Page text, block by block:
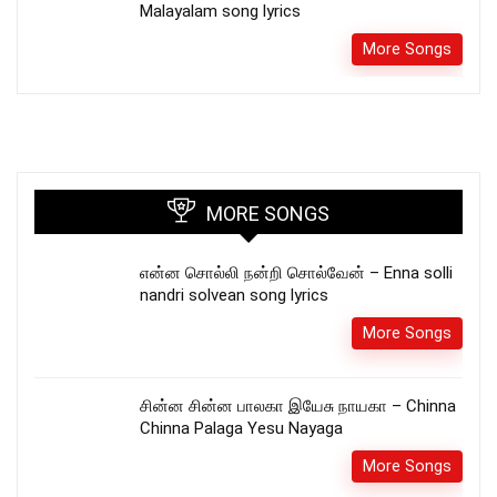
Malayalam song lyrics
More Songs
MORE SONGS
என்ன சொல்லி நன்றி சொல்வேன் – Enna solli
nandri solvean song lyrics
More Songs
சின்ன சின்ன பாலகா இயேசு நாயகா – Chinna
Chinna Palaga Yesu Nayaga
More Songs